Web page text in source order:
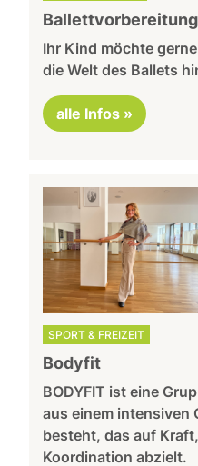
Ihr Kind möchte
die Welt des Ballets
alle Infos »
SPORT & FREIZEIT
Bodyfit
BODYFIT ist eine
aus einem intensiven
besteht, das auf
Koordination abzielt.